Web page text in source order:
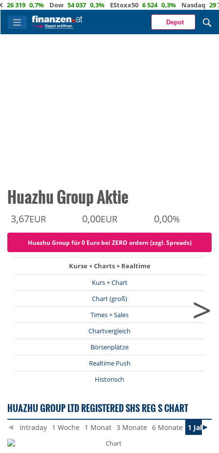
319 0,7% Dow 54 037 0,3% EStoxx50 6 524 0,3% Nasdaq 29 722
Depot
Huazhu Group Aktie
3,67EUR 0,00EUR 0,00%
Huazhu Group für 0 Euro bei ZERO ordern (zzgl. Spreads)
Kurse + Charts + Realtime
Kurs + Chart
Chart (groß)
Times + Sales
Chartvergleich
Börsenplätze
Realtime Push
Historisch
>
HUAZHU GROUP LTD REGISTERED SHS REG S CHART
Intraday 1 Woche 1 Monat 3 Monate 6 Monate 1 Jahr